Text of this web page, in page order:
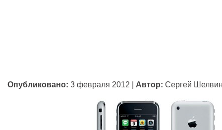
Опубликовано: 3 февраля 2012 | Автор: Сергей